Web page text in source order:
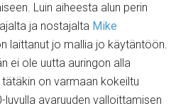
Luin aiheesta alun perin
ja nostajalta Mike
laittanut jo mallia jo käytäntöön.
ei ole uutta auringon alla
on varmaan kokeiltu
avaruuden valloittamisen